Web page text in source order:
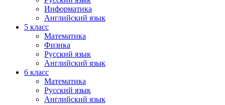
Информатика
Английский язык
5 класс
Математика
Физика
Русский язык
Английский язык
6 класс
Математика
Русский язык
Английский язык